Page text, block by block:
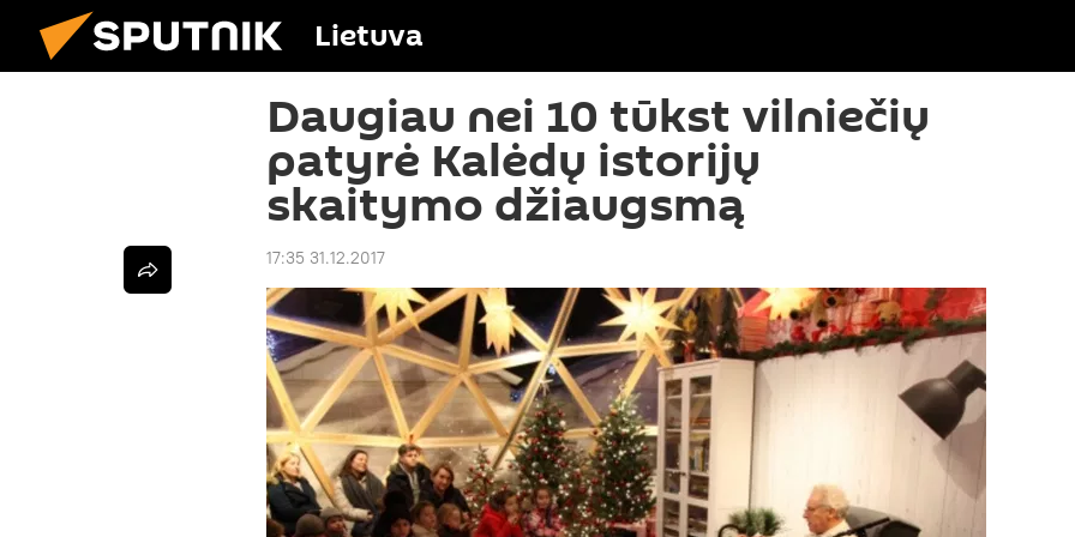
Lietuva
Daugiau nei 10 tūkst vilniečių
patyrė Kalėdų istorijų
skaitymo džiaugsmą
17:35 31.12.2017